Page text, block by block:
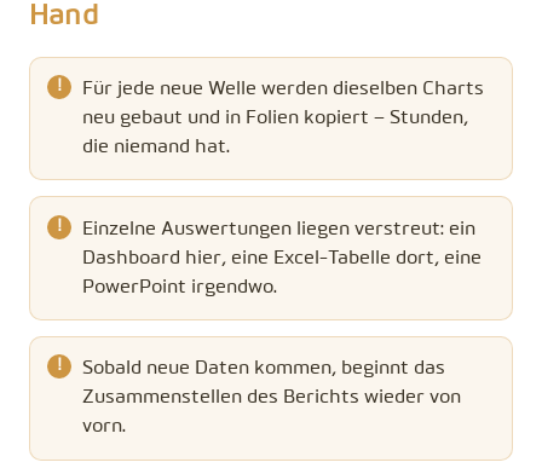
Hand
Für jede neue Welle werden dieselben Charts
neu gebaut und in Folien kopiert – Stunden,
die niemand hat.
Einzelne Auswertungen liegen verstreut: ein
Dashboard hier, eine Excel-Tabelle dort, eine
PowerPoint irgendwo.
Sobald neue Daten kommen, beginnt das
Zusammenstellen des Berichts wieder von
vorn.